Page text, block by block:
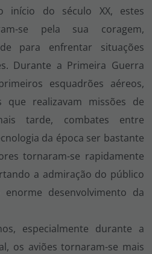
início do século XX, estes
se pela sua coragem,
para enfrentar situações
Durante a Primeira Guerra
esquadrões aéreos,
realizavam missões de
tarde, combates entre
da época ser bastante
tornaram-se rapidamente
a admiração do público
desenvolvimento da
especialmente durante a
os aviões tornaram-se mais